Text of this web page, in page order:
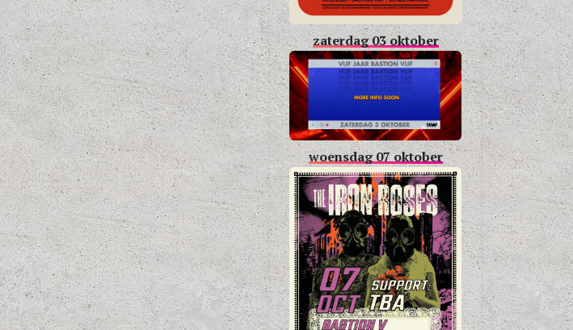
zaterdag 03 oktober
woensdag 07 oktober